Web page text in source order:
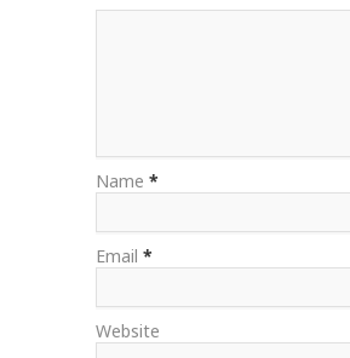
Name *
Email *
Website